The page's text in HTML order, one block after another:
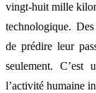
vingt-huit mille
technologique.
de prédire leur
seulement.
l’activité humaine